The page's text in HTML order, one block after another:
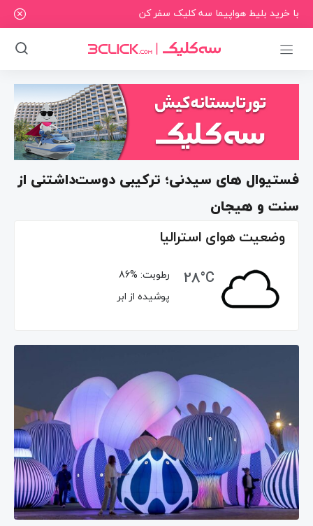
با خرید بلیط هواپیما سه کلیک سفر کن
فستیوال‌ های سیدنی؛ ترکیبی دوست‌داشتنی از
سنت و هیجان
وضعیت هوای استرالیا
28°C
رطوبت: 86%
پوشیده از ابر